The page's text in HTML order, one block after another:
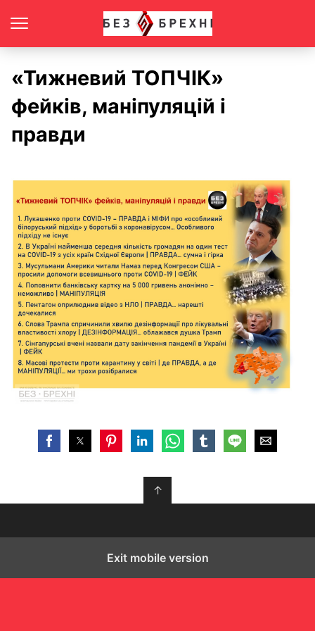
«Тижневий ТОПЧІК»
фейків, маніпуляцій і
правди
↑
Exit mobile version